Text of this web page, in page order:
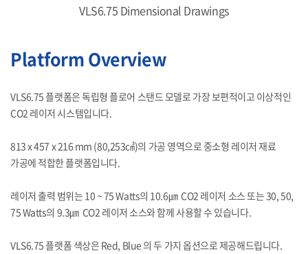
VLS6.75 Dimensional Drawings
Platform Overview
VLS6.75 플랫폼은 독립형 플로어 스탠드 모델로 가장 보편적이고 이상적인
CO2 레이저 시스템입니다.
813 x 457 x 216 mm (80,253㎤)의 가공 영역으로 중소형 레이저 재료
가공에 적합한 플랫폼입니다.
레이저 출력 범위는 10 ~ 75 Watts의 10.6㎛ CO2 레이저 소스 또는 30, 50,
75 Watts의 9.3㎛ CO2 레이저 소스와 함께 사용할 수 있습니다.
VLS6.75 플랫폼 색상은 Red, Blue 의 두 가지 옵션으로 제공해드립니다.